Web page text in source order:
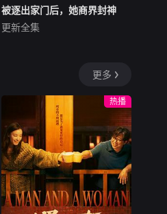
被逐出家门后，她商界封神
陈梦希＆傅邦奇
被逐出家门后，她商界封神
更新全集
更多
热播